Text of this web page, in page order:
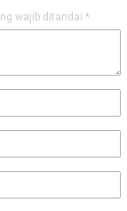
wajib ditandai *